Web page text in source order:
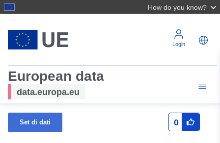
How do you know?
Login
European data
data.europa.eu
Set di dati 0